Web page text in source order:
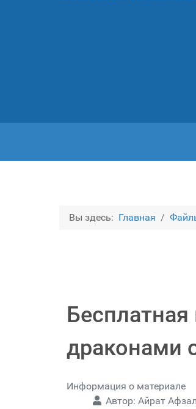
Вы здесь: Главная
драконами
Информация о материале
Автор: Айрат